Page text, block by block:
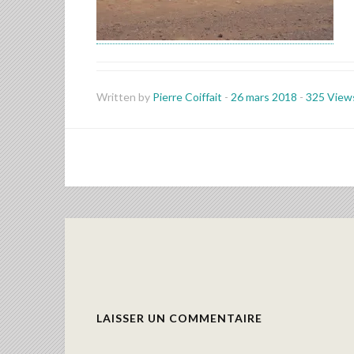
Written by Pierre Coiffait - 26 mars 2018 - 325
LAISSER UN COMMENTAIRE